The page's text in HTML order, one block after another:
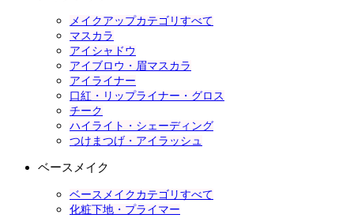
メイクアップカテゴリすべて
マスカラ
アイシャドウ
アイブロウ・眉マスカラ
アイライナー
口紅・リップライナー・グロス
チーク
ハイライト・シェーディング
つけまつげ・アイラッシュ
ベースメイク
ベースメイクカテゴリすべて
化粧下地・プライマー